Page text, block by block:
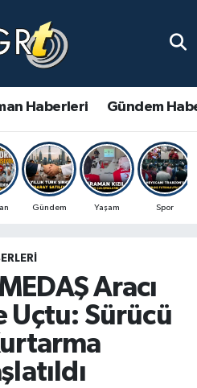
Haberleri Gündem
Gündem Yaşam Spor
Aracı
Uçtu: Sürücü